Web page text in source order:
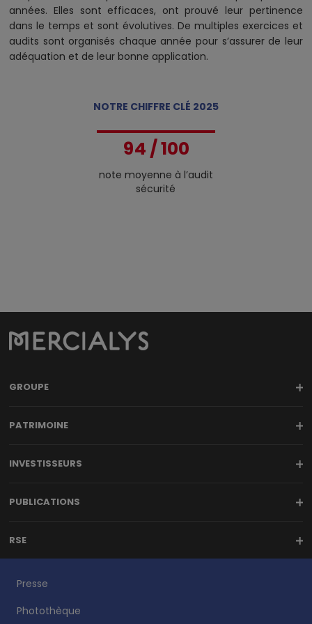
années. Elles sont efficaces, ont prouvé leur pertinence
dans le temps et sont évolutives. De multiples exercices et
audits sont organisés chaque année pour s’assurer de leur
adéquation et de leur bonne application.
NOTRE CHIFFRE CLÉ 2025
1
2
3
4
7
8
9
2
3
4
6
7
/ 100
note moyenne à l’audit
sécurité
GROUPE
PATRIMOINE
INVESTISSEURS
PUBLICATIONS
RSE
Presse
Photothèque